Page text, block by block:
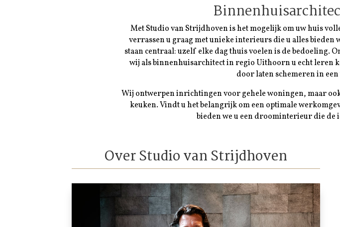
Met Studio van Strijdhoven is het mogelijk om uw huis
verrassen u graag met unieke interieurs die u alles
staan centraal: uzelf elke dag thuis voelen is de bedoeling.
wij als binnenhuisarchitect in regio Uithoornu echt leren
door laten schemeren in
Wij ontwerpen inrichtingen voor gehele woningen, maar
keuken. Vindt u het belangrijk om een optimale
bieden we u een droominterieur die
Over Studio van Strijdhoven